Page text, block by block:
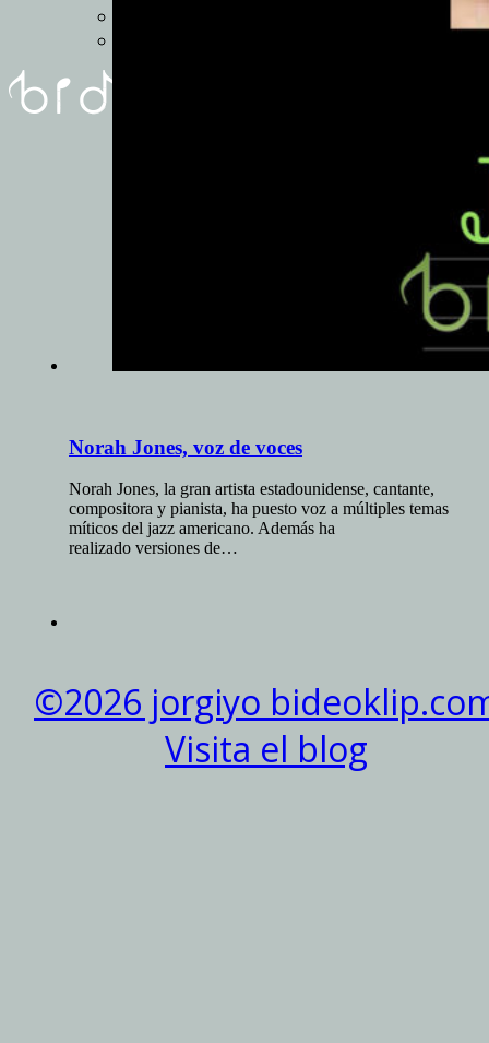
Norah Jones, voz de voces
Norah Jones, la gran artista estadounidense, cantante,
compositora y pianista, ha puesto voz a múltiples temas
míticos del jazz americano. Además ha
realizado versiones de…
©2026 jorgiyo
Visita el blog